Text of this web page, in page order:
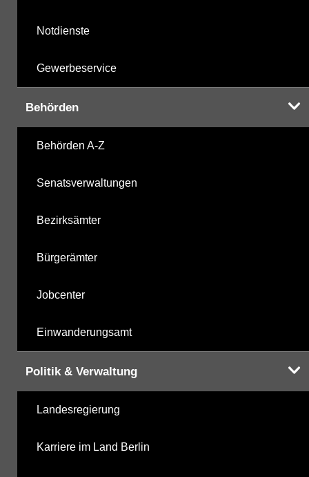
Notdienste
Gewerbeservice
Behörden
Behörden A-Z
Senatsverwaltungen
Bezirksämter
Bürgerämter
Jobcenter
Einwanderungsamt
Politik & Verwaltung
Landesregierung
Karriere im Land Berlin